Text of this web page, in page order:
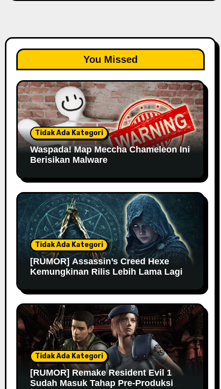
You Missed
Tidak Ada Kategori
Waspada! Map Meccha Chameleon Ini
Berisikan Malware
Tidak Ada Kategori
[RUMOR] Assassin’s Creed Hexe
Kemungkinan Rilis Lebih Lama Lagi
Tidak Ada Kategori
[RUMOR] Remake Resident Evil 1
Sudah Masuk Tahap Pre-Produksi